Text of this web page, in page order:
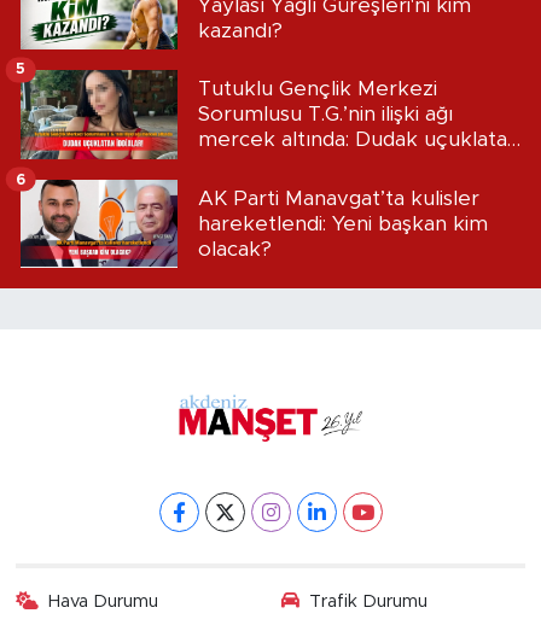
Yaylası Yağlı Güreşleri'ni kim
kazandı?
Tutuklu Gençlik Merkezi
Sorumlusu T.G.’nin ilişki ağı
mercek altında: Dudak uçuklatan
5
AK Parti Manavgat’ta kulisler
hareketlendi: Yeni başkan kim
olacak?
6
Hava Durumu Trafik Durumu